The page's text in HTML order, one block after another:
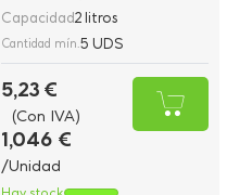
Capacidad2 litros
Cantidad mín.5 UDS
5,23 €
(Con IVA)
1,046 €
/Unidad